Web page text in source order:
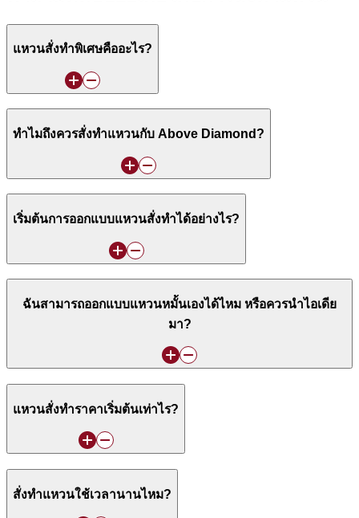
แหวนสั่งทำพิเศษคืออะไร?
ทำไมถึงควรสั่งทำแหวนกับ Above Diamond?
เริ่มต้นการออกแบบแหวนสั่งทำได้อย่างไร?
ฉันสามารถออกแบบแหวนหมั้นเองได้ไหม หรือควรนำไอเดีย
มา?
แหวนสั่งทำราคาเริ่มต้นเท่าไร?
สั่งทำแหวนใช้เวลานานไหม?